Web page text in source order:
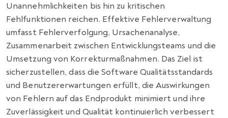
Unannehmlichkeiten bis hin zu kritischen
Fehlfunktionen reichen. Effektive Fehlerverwaltung
umfasst Fehlerverfolgung, Ursachenanalyse,
Zusammenarbeit zwischen Entwicklungsteams und die
Umsetzung von Korrekturmaßnahmen. Das Ziel ist
sicherzustellen, dass die Software Qualitätsstandards
und Benutzererwartungen erfüllt, die Auswirkungen
von Fehlern auf das Endprodukt minimiert und ihre
Zuverlässigkeit und Qualität kontinuierlich verbessert